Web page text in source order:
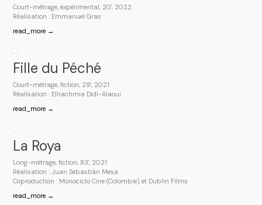
Court-métrage, expérimental, 20', 2022
Réalisation : Emmanuel Gras
read_more →
Fille du Péché
Court-métrage, fiction, 29', 2021
Réalisation : Elhachmia Didi-Alaoui
read_more →
La Roya
Long-métrage, fiction, 83', 2021
Réalisation : Juan Sebastián Mesa
Coproduction : Monociclo Cine (Colombie) et Dublin Films
read_more →